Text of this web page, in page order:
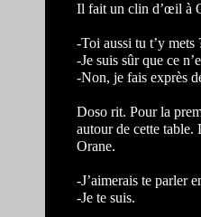
Il fait un clin d’œil à
-Toi aussi tu t’y mets
-Je suis sûr que ce
-Non, je fais exprès
Doso rit. Pour la
autour de cette table.
Orane.
-J’aimerais te parler
-Je te suis.